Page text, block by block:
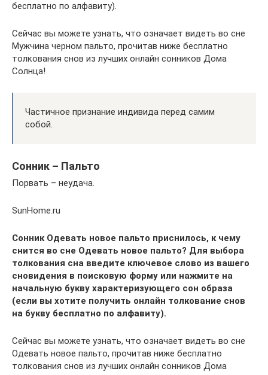
бесплатно по алфавиту).
Сейчас вы можете узнать, что означает видеть во сне
Мужчина черном пальто, прочитав ниже бесплатно
толкования снов из лучших онлайн сонников Дома
Солнца!
Частичное признание индивида перед самим
собой.
Сонник – Пальто
Порвать – неудача.
SunHome.ru
Сонник Одевать новое пальто приснилось, к чему
снится во сне Одевать новое пальто? Для выбора
толкования сна введите ключевое слово из вашего
сновидения в поисковую форму или нажмите на
начальную букву характеризующего сон образа
(если вы хотите получить онлайн толкование снов
на букву бесплатно по алфавиту).
Сейчас вы можете узнать, что означает видеть во сне
Одевать новое пальто, прочитав ниже бесплатно
толкования снов из лучших онлайн сонников Дома